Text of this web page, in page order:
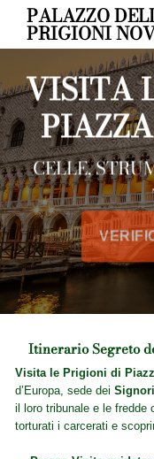
Skip
content
PALAZZO
PRIGIONI
VISITA
CELLE,
Itinerario Segreto
Visita le Prigioni di
d’Europa, sede dei
il loro tribunale e le fredde
torturati i carcerati e